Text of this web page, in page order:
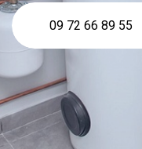
09 72 66 89 55